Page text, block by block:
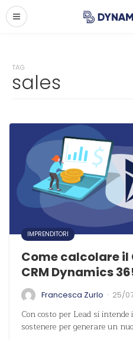
TAG
sales
IMPRENDITORI
Come calcolare il
CRM Dynamics
Francesca Zurlo · 25/
Con costo per Lead si intende
sostenere per generare un